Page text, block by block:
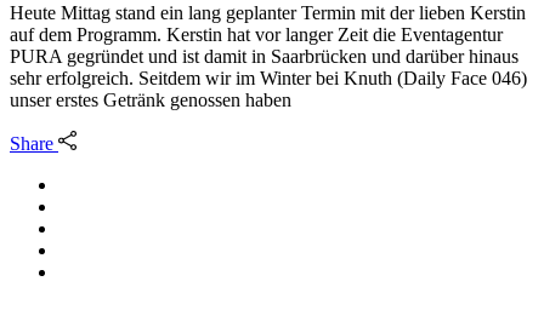
Heute Mittag stand ein lang geplanter Termin mit der lieben Kerstin
auf dem Programm. Kerstin hat vor langer Zeit die Eventagentur
PURA gegründet und ist damit in Saarbrücken und darüber hinaus
sehr erfolgreich. Seitdem wir im Winter bei Knuth (Daily Face 046)
unser erstes Getränk genossen haben
Share